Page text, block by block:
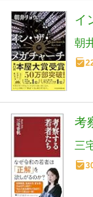
イ
朝
考
三